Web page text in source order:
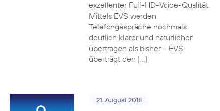
exzellenter Full-HD-Voice-Qualität.
Mittels EVS werden
Telefongespräche nochmals
deutlich klarer und natürlicher
übertragen als bisher – EVS
überträgt den […]
21. August 2018